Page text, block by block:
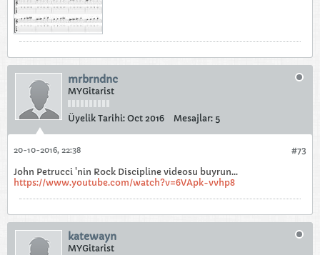
mrbrndnc
MYGitarist
Üyelik Tarihi: Oct 2016 Mesajlar: 5
#73
20-10-2016, 22:38
John Petrucci 'nin Rock Discipline videosu buyrun...
https://www.youtube.com/watch?v=6VApk-vvhp8
katewayn
MYGitarist